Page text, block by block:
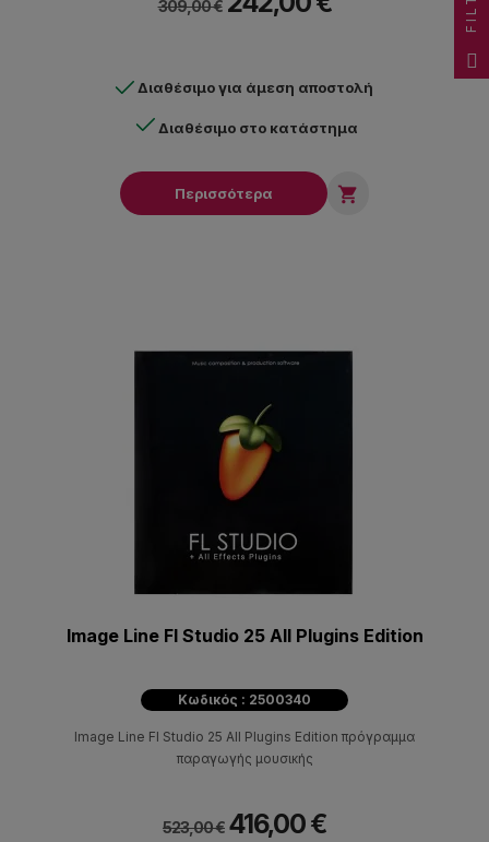
309,00 €
Διαθέσιμο για άμεση αποστολή
Διαθέσιμο στο κατάστημα
Περισσότερα 
Image Line Fl Studio 25 All Plugins Edition
Κωδικός : 2500340
Image Line Fl Studio 25 All Plugins Edition πρόγραμμα
παραγωγής μουσικής
523,00 € 416,00 €